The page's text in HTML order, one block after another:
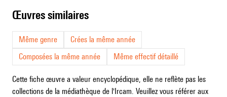
œuvres similaires
Même genre
Crées la même année
Composées la même année
Même effectif détaillé
Cette fiche œuvre a valeur encyclopédique, elle ne reflète pas les
collections de la médiathèque de l'Ircam. Veuillez vous référer aux